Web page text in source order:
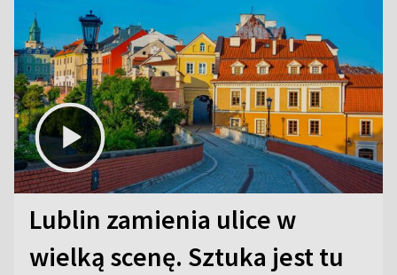
Lublin zamienia ulice w
wielką scenę. Sztuka jest tu